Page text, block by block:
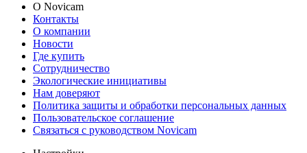
О Novicam
Контакты
О компании
Новости
Где купить
Сотрудничество
Экологические инициативы
Нам доверяют
Политика защиты и обработки персональных данных
Пользовательское соглашение
Связаться с руководством Novicam